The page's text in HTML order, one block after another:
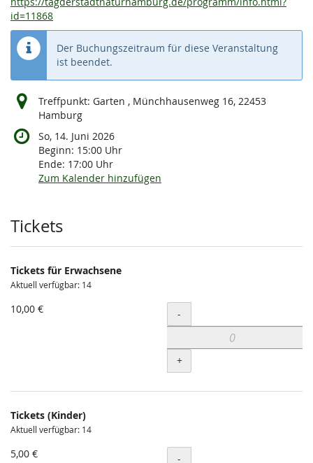
id=11868
Der Buchungszeitraum für diese Veranstaltung
ist beendet.
Treffpunkt: Garten , Münchhausenweg 16, 22453
Hamburg
So, 14. Juni 2026
Beginn: 15:00 Uhr
Ende: 17:00 Uhr
Zum Kalender hinzufügen
Produkte
Tickets
Tickets für Erwachsene
Aktuell verfügbar: 14
10,00 € Menge
-
+
Tickets (Kinder)
Aktuell verfügbar: 14
5,00 € Menge
-